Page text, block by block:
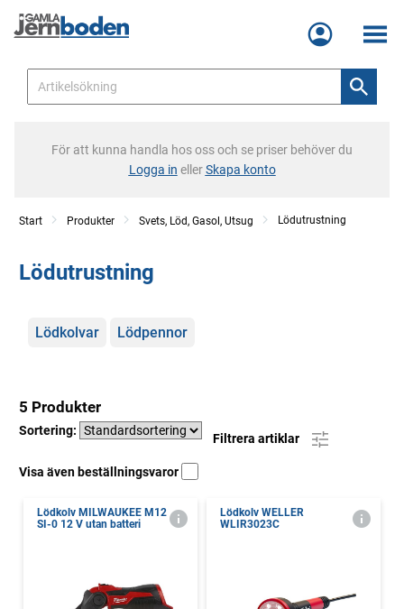
Meny
För att kunna handla hos oss och se priser behöver du
Logga in ellerSkapa konto
Start Produkter Svets, Löd, Gasol, Utsug Lödutrustning
Lödutrustning
Kategorier
Lödkolvar Lödpennor
5 Produkter
Sortering:
Filtrera artiklar
Visa även beställningsvaror
Lödkolv MILWAUKEE M12
SI-0 12 V utan batteri
Lödkolv WELLER
WLIR3023C